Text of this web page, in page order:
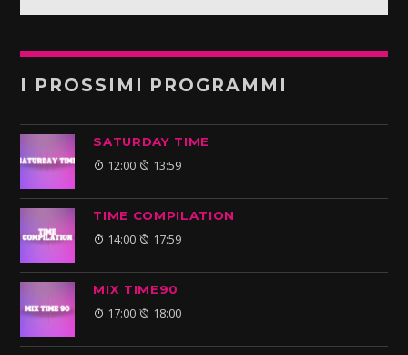
I PROSSIMI PROGRAMMI
SATURDAY TIME
12:00 13:59
TIME COMPILATION
14:00 17:59
MIX TIME90
17:00 18:00